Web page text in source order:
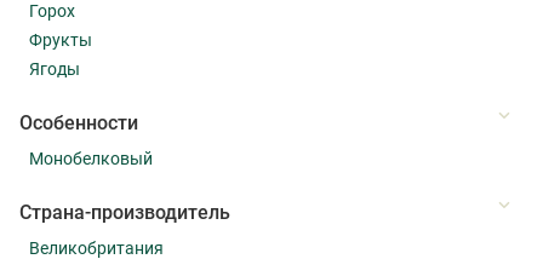
Горох
Фрукты
Ягоды
Особенности
Монобелковый
Страна-производитель
Великобритания